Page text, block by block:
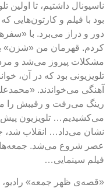
ناسیونال داشتیم، تا اولین
بود با فیلم و کارتون‌هایی
دور ‌و ‌دراز می‌برد. با
کردم. قهرمان من «شزن»
مشکلات پیروز می‌شد و
تلویزیونی بود که در آن،
آهنگی می‌خواندند.
رینگ می‌رفت و رقیبش را
می‌کشیدیم… تلویزیون پیش
نشان می‌داد… انقلاب
عصر شروع می‌شد. جمعه‌ها
فیلم سینمایی…
«قصه‌ی ظهر جمعه»